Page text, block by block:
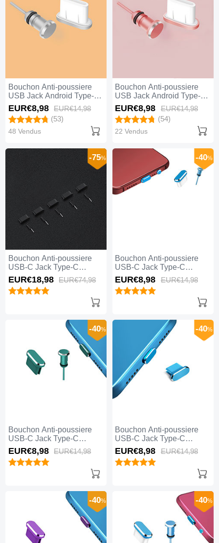
Bouchon Anti-poussiere
USB Jack Android Type-C
Universel Argent
EUR€8,98 EUR€14,98
(53)
48 Vendus
Bouchon Anti-poussiere
USB Jack Android Type-C
Universel Or Rose
EUR€8,98 EUR€14,98
(54)
22 Vendus
Bouchon Anti-poussiere
USB-C Jack Type-C
Universel 5PCS H02 Noir
-75%
EUR€18,98 EUR€74,98
Bouchon Anti-poussiere
USB-C Jack Type-C
Universel H17 Bleu
-40%
EUR€8,98 EUR€14,98
Bouchon Anti-poussiere
USB-C Jack Type-C
Universel H15 Vert
-40%
EUR€8,98 EUR€14,98
Bouchon Anti-poussiere
USB-C Jack Type-C
Universel H14 Bleu
-40%
EUR€8,98 EUR€14,98
-40% -40%